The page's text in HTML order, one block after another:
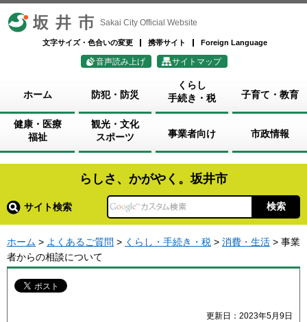
坂井市 Sakai City Official Website
文字サイズ・色合いの変更 携帯サイト Foreign Language
音声読み上げ サイトマップ
ホーム 防犯・防災
くらし
手続き・税
子育て・教育
健康・医療
福祉
観光・文化
スポーツ
事業者向け 市政情報
らしさ、かがやく。坂井市
サイト検索
ホーム > よくあるご質問 > くらし・手続き・税 > 消費・生活 > 事業
者からの相談について
更新日：2023年5月9日